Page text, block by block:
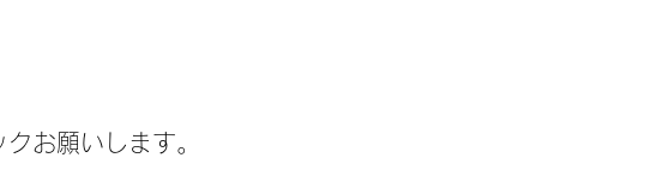
お願いします。​